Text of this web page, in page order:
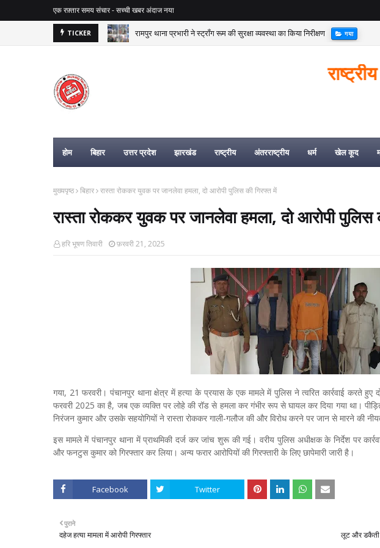
एक रफ़्तार समय संचार - सच्ची खबर अंदाज नया
TICKER रामपुर थाना प्रभारी ने स्ट्रॉंग रूम की सुरक्षा व्यवस्था का किया निरीक्षण गया
बिहार न्यूज, यूपी न्यूज, झारखंड न्यूज, राष्ट्रीय और
होम बिहार उत्तर प्रदेश झारखंड राष्ट्रीय अंतरराष्ट्रीय धर्म खेल कूद
मुख्यपृष्ठ बिहार रास्ता रोककर युवक पर जानलेवा हमला, दो आरोपी पुलिस की गिरफ्त में
रास्ता रोककर युवक पर जानलेवा हमला, दो आरोपी पुलिस
हरि भूषण तिवारी फ़रवरी 21, 2025
गया, 21 फरवरी। पंचानपुर थाना क्षेत्र में हत्या के प्रयास के एक मामले में पुलिस ने त्वरित कार्रवाई करते हुए
फरवरी 2025 का है, जब एक व्यक्ति पर लोहे की रॉड से हमला कर गंभीर रूप से घायल कर दिया गया था।
निरंजन कुमार और उसके सहयोगियों ने रास्ता रोककर गाली-गलौज की और विरोध करने पर जान से मारने की
इस मामले में पंचानपुर थाना में प्राथमिकी दर्ज कर जांच शुरू की गई। वरीय पुलिस अधीक्षक के निर्देश पर
और फनटुस कुमार को गिरफ्तार कर लिया। अन्य फरार आरोपियों की गिरफ्तारी के लिए छापेमारी जारी है।
Facebook Twitter
लूट और डकैती
पुराने
दहेज हत्या मामला में आरोपी गिरफ्तार